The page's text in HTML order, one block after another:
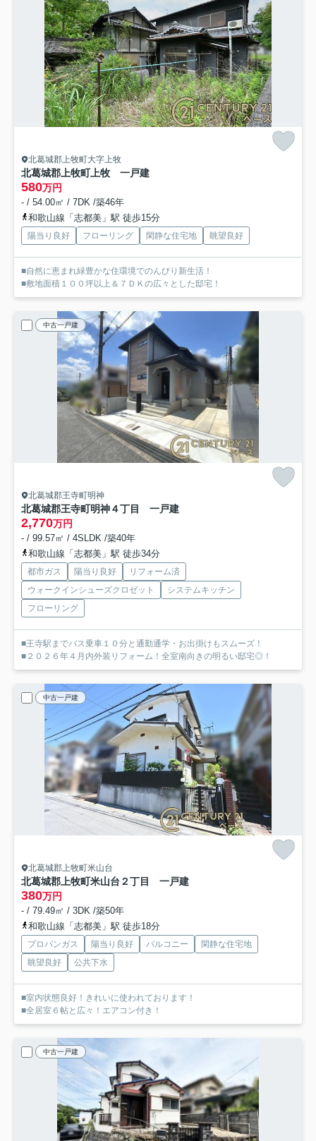
北葛城郡上牧町大字上牧
北葛城郡上牧町上牧 一戸建
580万円
- / 54.00㎡ / 7DK /築46年
和歌山線「志都美」駅 徒歩15分
陽当り良好 フローリング 閑静な住宅地 眺望良好
■自然に恵まれ緑豊かな住環境でのんびり新生活！
■敷地面積１００坪以上＆７ＤＫの広々とした邸宅！
中古一戸建
北葛城郡王寺町明神
北葛城郡王寺町明神４丁目 一戸建
2,770万円
- / 99.57㎡ / 4SLDK /築40年
和歌山線「志都美」駅 徒歩34分
都市ガス 陽当り良好
リフォーム済
ウォークインシューズクロゼット
システムキッチン
フローリング
■王寺駅までバス乗車１０分と通勤通学・お出掛けもスムーズ！
■２０２６年４月内外装リフォーム！全室南向きの明るい邸宅◎！
中古一戸建
北葛城郡上牧町米山台
北葛城郡上牧町米山台２丁目 一戸建
380万円
- / 79.49㎡ / 3DK /築50年
和歌山線「志都美」駅 徒歩18分
プロパンガス 陽当り良好 バルコニー
閑静な住宅地
眺望良好
公共下水
■室内状態良好！きれいに使われております！
■全居室６帖と広々！エアコン付き！
中古一戸建